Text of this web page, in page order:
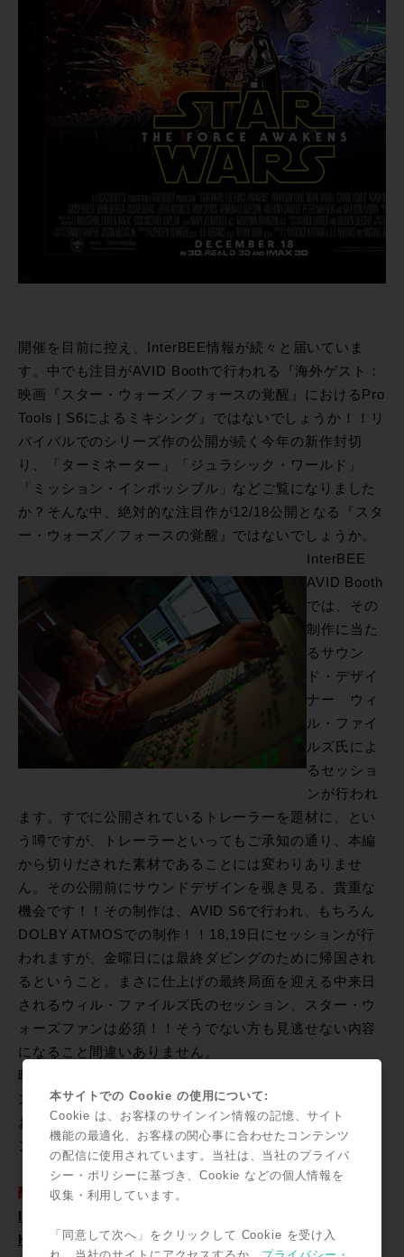
開催を目前に控え、InterBEE情報が続々と届いていま
す。中でも注目がAVID Boothで行われる『海外ゲスト：
映画『スター・ウォーズ／フォースの覚醒』におけるPro
Tools | S6によるミキシング』ではないでしょうか！！リ
バイバルでのシリーズ作の公開が続く今年の新作封切
り、「ターミネーター」「ジュラシック・ワールド」
「ミッション・インポッシブル」などご覧になりました
か？そんな中、絶対的な注目作が12/18公開となる『スタ
ー・ウォーズ／フォースの覚醒』ではないでしょうか。
InterBEE
AVID Booth
では、その
制作に当た
るサウン
ド・デザイ
ナー ウィ
ル・ファイ
ルズ氏によ
るセッショ
ンが行われ
ます。すでに公開されているトレーラーを題材に、とい
う噂ですが、トレーラーといってもご承知の通り、本編
から切りだされた素材であることには変わりありませ
ん。その公開前にサウンドデザインを覗き見る、貴重な
機会です！！その制作は、AVID S6で行われ、もちろん
DOLBY ATMOSでの制作！！18,19日にセッションが行
われますが、金曜日には最終ダビングのために帰国され
るということ。まさに仕上げの最終局面を迎える中来日
されるウィル・ファイルズ氏のセッション、スター・ウ
ォーズファンは必須！！そうでない方も見逃せない内容
になること間違いありません。
映画の音響に大きな影響を与えてきたスター・ウォー
ズ シリーズ、音楽、効果音そして、映像効果、全てに
おいて注目すべき作品。最新作のそのサウンド・デザイ
ンがどのようになっているのか？注目です！！
『海外ゲスト：映画『スター・ウォーズ／フォースの覚
醒』におけるPro Tools | S6によるミキシング』
Hall 2 #2310
本サイトでの Cookie の使用について:
Cookie は、お客様のサインイン情報の記憶、サイト
機能の最適化、お客様の関心事に合わせたコンテンツ
の配信に使用されています。当社は、当社のプライバ
シー・ポリシーに基づき、Cookie などの個人情報を
収集・利用しています。
「同意して次へ」をクリックして Cookie を受け入